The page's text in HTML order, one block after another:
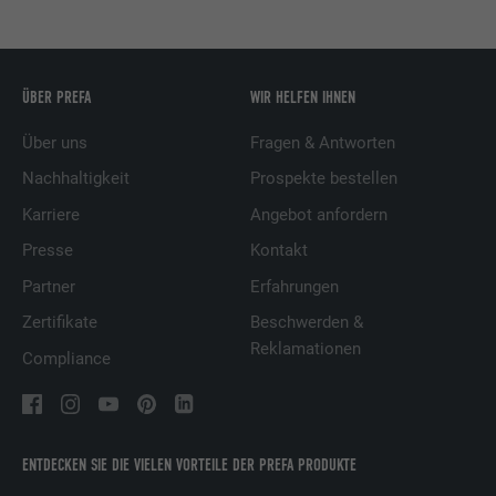
ENTDECKEN SIE DIE VIELEN VORTEILE DER PREFA PRODUKTE
ÜBER PREFA
Über uns
Nachhaltigkeit
Karriere
Presse
Partner
Zertifikate
Compliance
WIR HELFEN IHNEN
Fragen & Antworten
Prospekte bestellen
Angebot anfordern
Kontakt
Erfahrungen
Beschwerden &
Reklamationen